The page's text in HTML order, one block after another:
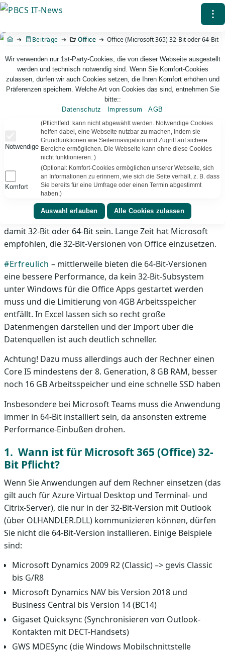
Direkt
Inhalt
⁝
Beiträge Office Office (Microsoft 365) 32-Bit oder 64-Bit
PBCS IT-News – IT. Web. Einfach. Webdesign, Analyse & Beratung
Office (Microsoft 365) 32-Bit oder 64-Bit
Heutzutage werden fast ausschließlich Windows
Betriebssysteme mit 64-Bit eingesetzt. Ältere Versionen
mit 32-Bit werden von vielen Herstellern und
Anwendung nicht mehr unterstützt.
Die Software, die man unter Windows einsetzt, kann
damit 32-Bit oder 64-Bit sein. Lange Zeit hat Microsoft
empfohlen, die 32-Bit-Versionen von Office einzusetzen.
#Erfreulich – mittlerweile bieten die 64-Bit-Versionen
eine bessere Performance, da kein 32-Bit-Subsystem
unter Windows für die Office Apps gestartet werden
muss und die Limitierung von 4GB Arbeitsspeicher
entfällt. In Excel lassen sich so recht große
Datenmengen darstellen und der Import über die
Datenquellen ist auch deutlich schneller.
Achtung! Dazu muss allerdings auch der Rechner einen
Core I5 mindestens der 8. Generation, 8 GB RAM, besser
noch 16 GB Arbeitsspeicher und eine schnelle SSD haben
Insbesondere bei Microsoft Teams muss die Anwendung
immer in 64-Bit installiert sein, da ansonsten extreme
Performance-Einbußen drohen.
Wann ist für Microsoft 365 (Office) 32-
Bit Pflicht?
Wenn Sie Anwendungen auf dem Rechner einsetzen (das
gilt auch für Azure Virtual Desktop und Terminal- und
Citrix-Server), die nur in der 32-Bit-Version mit Outlook
(über OLHANDLER.DLL) kommunizieren können, dürfen
Sie nicht die 64-Bit-Version installieren. Einige Beispiele
sind:
Microsoft Dynamics 2009 R2 (Classic) –> gevis Classic
bis G/R8
Microsoft Dynamics NAV bis Version 2018 und
Business Central bis Version 14 (BC14)
Gigaset Quicksync (Synchronisieren von Outlook-
Kontakten mit DECT-Handsets)
GWS MDESync (die Windows Mobilschnittstelle
Wir verwenden nur 1st-Party-Cookies, die von dieser Webseite ausgestellt
werden und technisch notwendig sind. Wenn Sie Komfort-Cookies
zulassen, dürfen wir auch Cookies setzen, die Ihren Komfort erhöhen und
Präferenzen speichern. Welche Art von Cookies das sind, entnehmen Sie
bitte::
Datenschutz
Impressum AGB
Notwendige
(Pflichtfeld: kann nicht abgewählt werden. Notwendige Cookies
helfen dabei, eine Webseite nutzbar zu machen, indem sie
Grundfunktionen wie Seitennavigation und Zugriff auf sichere
Bereiche ermöglichen. Die Webseite kann ohne diese Cookies
nicht funktionieren. )
Komfort
(Optional: Komfort-Cookies ermöglichen unserer Webseite, sich
an Informationen zu erinnern, wie sich die Seite verhält, z. B. dass
Sie bereits für eine Umfrage oder einen Termin abgestimmt
haben.)